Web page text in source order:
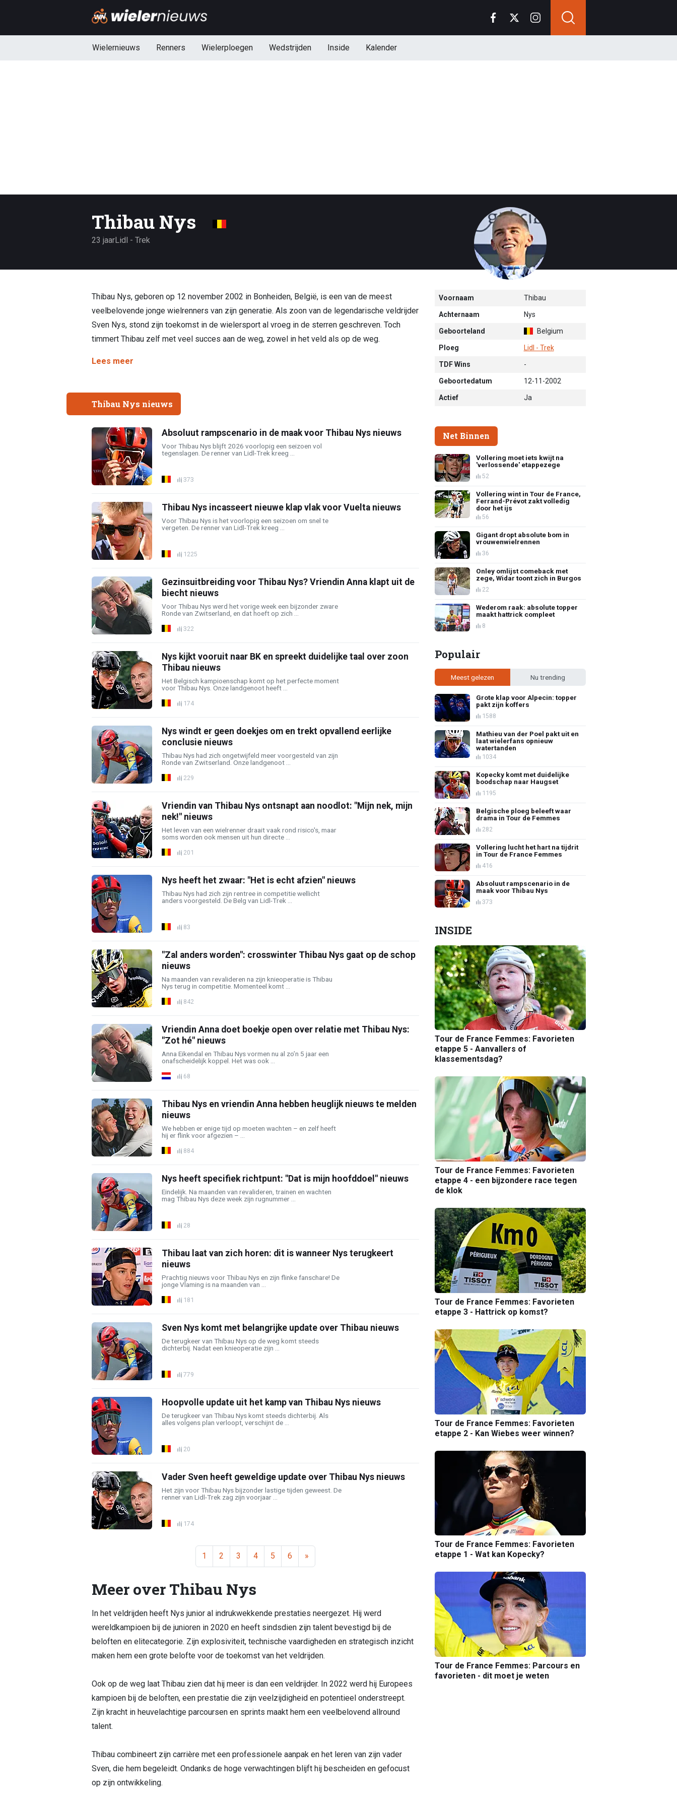
Wielernieuws Renners Wielerploegen Wedstrijden Inside Kalender
Thibau Nys
23 jaarLidl - Trek
Thibau Nys, geboren op 12 november 2002 in Bonheiden, België, is een van de meest
veelbelovende jonge wielrenners van zijn generatie. Als zoon van de legendarische veldrijder
Sven Nys, stond zijn toekomst in de wielersport al vroeg in de sterren geschreven. Toch
timmert Thibau zelf met veel succes aan de weg, zowel in het veld als op de weg.
Lees meer
Thibau Nys nieuws
Absoluut rampscenario in de maak voor Thibau Nys nieuws
Voor Thibau Nys blijft 2026 voorlopig een seizoen vol
tegenslagen. De renner van Lidl-Trek kreeg ...
373
Thibau Nys incasseert nieuwe klap vlak voor Vuelta nieuws
Voor Thibau Nys is het voorlopig een seizoen om snel te
vergeten. De renner van Lidl-Trek kreeg ...
1225
Gezinsuitbreiding voor Thibau Nys? Vriendin Anna klapt uit de
biecht nieuws
Voor Thibau Nys werd het vorige week een bijzonder zware
Ronde van Zwitserland, en dat hoeft op zich ...
322
Nys kijkt vooruit naar BK en spreekt duidelijke taal over zoon
Thibau nieuws
Het Belgisch kampioenschap komt op het perfecte moment
voor Thibau Nys. Onze landgenoot heeft ...
174
Nys windt er geen doekjes om en trekt opvallend eerlijke
conclusie nieuws
Thibau Nys had zich ongetwijfeld meer voorgesteld van zijn
Ronde van Zwitserland. Onze landgenoot ...
229
Vriendin van Thibau Nys ontsnapt aan noodlot: "Mijn nek, mijn
nek!" nieuws
Het leven van een wielrenner draait vaak rond risico's, maar
soms worden ook mensen uit hun directe ...
201
Nys heeft het zwaar: "Het is echt afzien" nieuws
Thibau Nys had zich zijn rentree in competitie wellicht
anders voorgesteld. De Belg van Lidl-Trek ...
83
"Zal anders worden": crosswinter Thibau Nys gaat op de schop
nieuws
Na maanden van revalideren na zijn knieoperatie is Thibau
Nys terug in competitie. Momenteel komt ...
842
Vriendin Anna doet boekje open over relatie met Thibau Nys:
"Zot hé" nieuws
Anna Eikendal en Thibau Nys vormen nu al zo’n 5 jaar een
onafscheidelijk koppel. Het was ook ...
68
Thibau Nys en vriendin Anna hebben heuglijk nieuws te melden
nieuws
We hebben er enige tijd op moeten wachten – en zelf heeft
hij er flink voor afgezien – ...
884
Nys heeft specifiek richtpunt: "Dat is mijn hoofddoel" nieuws
Eindelijk. Na maanden van revalideren, trainen en wachten
mag Thibau Nys deze week zijn rugnummer ...
28
Thibau laat van zich horen: dit is wanneer Nys terugkeert
nieuws
Prachtig nieuws voor Thibau Nys en zijn flinke fanschare! De
jonge Vlaming is na maanden van ...
181
Sven Nys komt met belangrijke update over Thibau nieuws
De terugkeer van Thibau Nys op de weg komt steeds
dichterbij. Nadat een knieoperatie zijn ...
779
Hoopvolle update uit het kamp van Thibau Nys nieuws
De terugkeer van Thibau Nys komt steeds dichterbij. Als
alles volgens plan verloopt, verschijnt de ...
20
Vader Sven heeft geweldige update over Thibau Nys nieuws
Het zijn voor Thibau Nys bijzonder lastige tijden geweest. De
renner van Lidl-Trek zag zijn voorjaar ...
174
1 2 3 4 5 6 »
Meer over Thibau Nys
In het veldrijden heeft Nys junior al indrukwekkende prestaties neergezet. Hij werd
wereldkampioen bij de junioren in 2020 en heeft sindsdien zijn talent bevestigd bij de
beloften en elitecategorie. Zijn explosiviteit, technische vaardigheden en strategisch inzicht
maken hem een grote belofte voor de toekomst van het veldrijden.
Ook op de weg laat Thibau zien dat hij meer is dan een veldrijder. In 2022 werd hij Europees
kampioen bij de beloften, een prestatie die zijn veelzijdigheid en potentieel onderstreept.
Zijn kracht in heuvelachtige parcoursen en sprints maakt hem een veelbelovend allround
talent.
Thibau combineert zijn carrière met een professionele aanpak en het leren van zijn vader
Sven, die hem begeleidt. Ondanks de hoge verwachtingen blijft hij bescheiden en gefocust
op zijn ontwikkeling.
Voornaam Thibau
Achternaam Nys
Geboorteland Belgium
Ploeg Lidl - Trek
TDF Wins -
Geboortedatum 12-11-2002
Actief Ja
Net Binnen
Vollering moet iets kwijt na
'verlossende' etappezege
52
Vollering wint in Tour de France,
Ferrand-Prévot zakt volledig
door het ijs
56
Gigant dropt absolute bom in
vrouwenwielrennen
36
Onley omlijst comeback met
zege, Widar toont zich in Burgos
22
Wederom raak: absolute topper
maakt hattrick compleet
8
Populair
Meest gelezen Nu trending
Grote klap voor Alpecin: topper
pakt zijn koffers
1588
Mathieu van der Poel pakt uit en
laat wielerfans opnieuw
watertanden
1034
Kopecky komt met duidelijke
boodschap naar Haugset
1195
Belgische ploeg beleeft waar
drama in Tour de Femmes
282
Vollering lucht het hart na tijdrit
in Tour de France Femmes
416
Absoluut rampscenario in de
maak voor Thibau Nys
373
INSIDE
Tour de France Femmes: Favorieten
etappe 5 - Aanvallers of
klassementsdag?
Tour de France Femmes: Favorieten
etappe 4 - een bijzondere race tegen
de klok
Tour de France Femmes: Favorieten
etappe 3 - Hattrick op komst?
Tour de France Femmes: Favorieten
etappe 2 - Kan Wiebes weer winnen?
Tour de France Femmes: Favorieten
etappe 1 - Wat kan Kopecky?
Tour de France Femmes: Parcours en
favorieten - dit moet je weten